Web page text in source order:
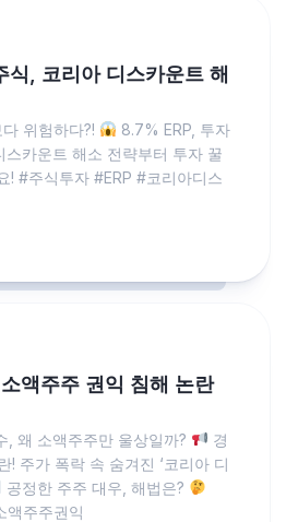
식, 코리아 디스카운트 해
위험하다?!
8.7% ERP, 투자
스카운트 해소 전략부터 투자 꿀
! #주식투자 #ERP #코리아디스
액주주 권익 침해 논란
, 왜 소액주주만 울상일까?
경
! 주가 폭락 속 숨겨진 ‘코리아 디
공정한 주주 대우, 해법은?
액주주권익